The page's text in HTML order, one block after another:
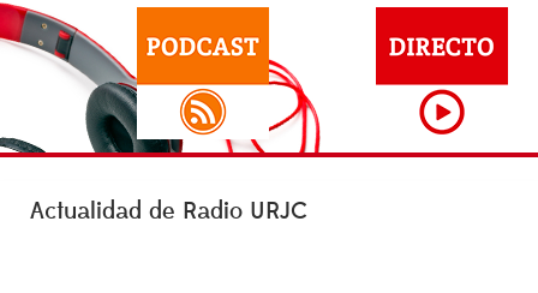
Actualidad de Radio URJC